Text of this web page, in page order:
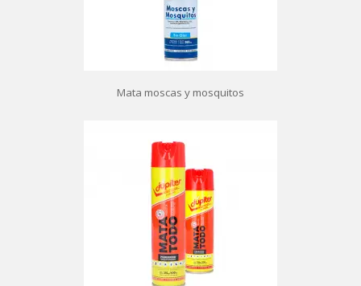
Mata moscas y mosquitos